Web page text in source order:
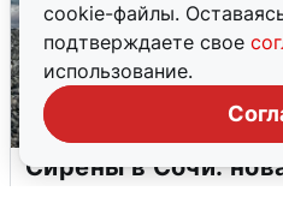
cookie-файлы.
подтверждаете свое
использование.
Сирены в Сочи: